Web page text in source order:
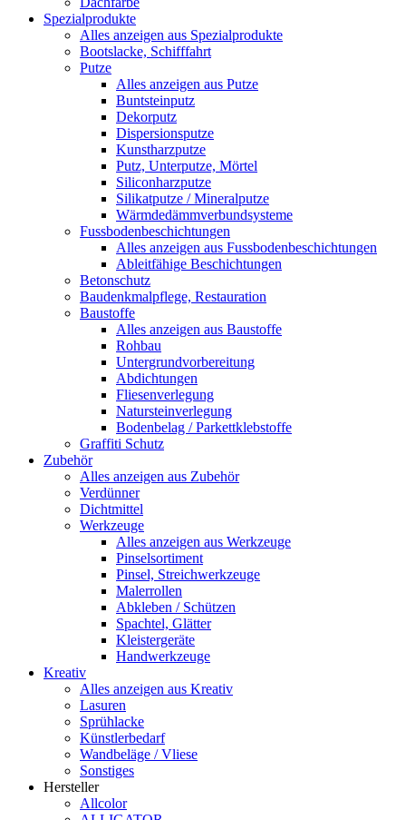
Spezialprodukte
Alles anzeigen aus Spezialprodukte
Bootslacke, Schifffahrt
Putze
Alles anzeigen aus Putze
Buntsteinputz
Dekorputz
Dispersionsputze
Kunstharzputze
Putz, Unterputze, Mörtel
Siliconharzputze
Silikatputze / Mineralputze
Wärmdedämmverbundsysteme
Fussbodenbeschichtungen
Alles anzeigen aus Fussbodenbeschichtungen
Ableitfähige Beschichtungen
Betonschutz
Baudenkmalpflege, Restauration
Baustoffe
Alles anzeigen aus Baustoffe
Rohbau
Untergrundvorbereitung
Abdichtungen
Fliesenverlegung
Natursteinverlegung
Bodenbelag / Parkettklebstoffe
Graffiti Schutz
Zubehör
Alles anzeigen aus Zubehör
Verdünner
Dichtmittel
Werkzeuge
Alles anzeigen aus Werkzeuge
Pinselsortiment
Pinsel, Streichwerkzeuge
Malerrollen
Abkleben / Schützen
Spachtel, Glätter
Kleistergeräte
Handwerkzeuge
Kreativ
Alles anzeigen aus Kreativ
Lasuren
Sprühlacke
Künstlerbedarf
Wandbeläge / Vliese
Sonstiges
Hersteller
Allcolor